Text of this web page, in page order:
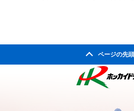
ページの先